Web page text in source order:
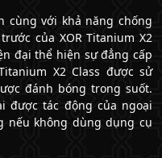
cùng với khả năng chống
của XOR Titanium X2
đại thể hiện sự đẳng cấp
X2 Class được sử
đánh bóng trong suốt.
được tác động của ngoại
nếu không dùng dụng cụ